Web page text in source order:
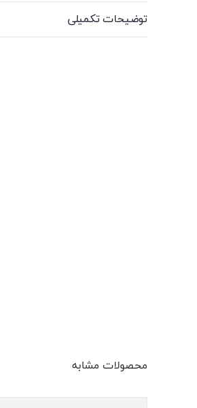
توضیحات تکمیلی
محصولات مشابه